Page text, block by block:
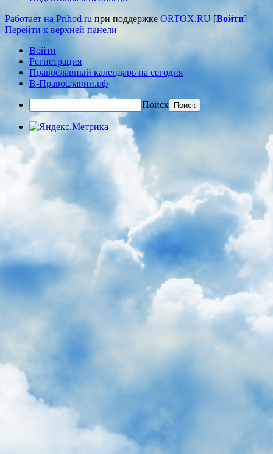
Работает на Prihod.ru при поддержке ORTOX.RU [Войти]
Перейти к верхней панели
Войти
Регистрация
Православный календарь на сегодня
В-Православии.рф
Поиск